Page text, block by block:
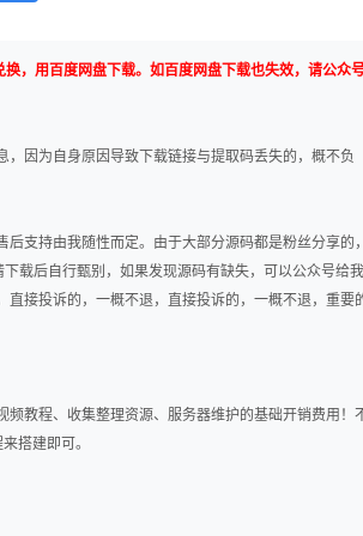
，用百度网盘下载。如百度网盘下载也失效，请公众
因为自身原因导致下载链接与提取码丢失的，概不负
支持由我随性而定。由于大部分源码都是粉丝分享的，
载后自行甄别，如果发现源码有缺失，可以公众号给
接投诉的，一概不退，直接投诉的，一概不退，重要
教程、收集整理资源、服务器维护的基础开销费用！
搭建即可。